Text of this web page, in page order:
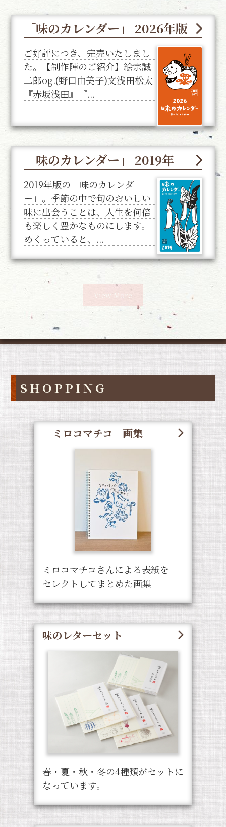
「味のカレンダー」 2026年版
ご好評につき、完売いたしまし
た。【制作陣のご紹介】絵宗誠
二郎og.(野口由美子)文浅田松太
『赤坂浅田』『...
「味のカレンダー」 2019年
2019年版の「味のカレンダ
ー」。季節の中で旬のおいしい
味に出会うことは、人生を何倍
も楽しく豊かなものにします。
めくっていると、...
View More
SHOPPING
「ミロコマチコ 画集」
ミロコマチコさんによる表紙を
セレクトしてまとめた画集
味のレターセット
春・夏・秋・冬の4種類がセットに
なっています。